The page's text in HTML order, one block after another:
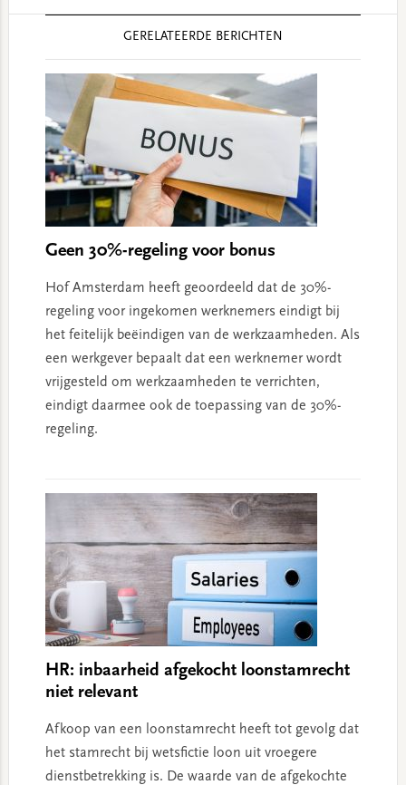
GERELATEERDE BERICHTEN
Geen 30%-regeling voor bonus
Hof Amsterdam heeft geoordeeld dat de 30%-
regeling voor ingekomen werknemers eindigt bij
het feitelijk beëindigen van de werkzaamheden. Als
een werkgever bepaalt dat een werknemer wordt
vrijgesteld om werkzaamheden te verrichten,
eindigt daarmee ook de toepassing van de 30%-
regeling.
HR: inbaarheid afgekocht loonstamrecht
niet relevant
Afkoop van een loonstamrecht heeft tot gevolg dat
het stamrecht bij wetsfictie loon uit vroegere
dienstbetrekking is. De waarde van de afgekochte